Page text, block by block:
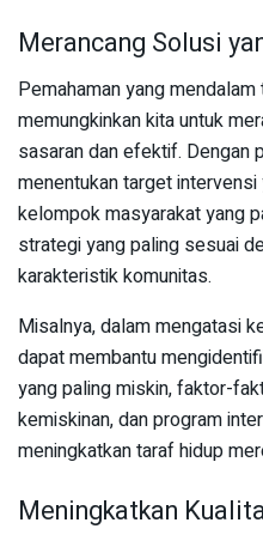
Merancang Solusi
Pemahaman yang
memungkinkan kita untuk
sasaran dan efektif. Dengan
menentukan target
kelompok masyarakat yang
strategi yang paling sesuai
karakteristik komunitas.
Misalnya, dalam mengatasi
dapat membantu
yang paling miskin, faktor-
kemiskinan, dan program
meningkatkan taraf hidup
Meningkatkan